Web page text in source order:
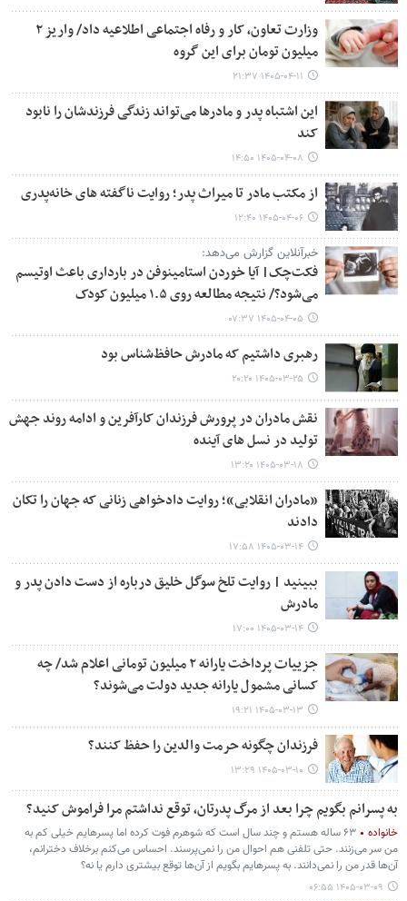
وزارت تعاون، کار و رفاه اجتماعی اطلاعیه داد/ واریز ۲
میلیون تومان برای این گروه
۱۴۰۵-۰۴-۱۱ ۲۱:۳۷
این اشتباه پدر و مادرها می‌تواند زندگی فرزندشان را نابود
کند
۱۴۰۵-۰۴-۰۸ ۱۴:۵۰
از مکتب مادر تا میراث پدر؛ روایت ناگفته های خانه‌پدری
۱۴۰۵-۰۴-۰۶ ۱۲:۴۰
خبرآنلاین گزارش می‌دهد:
فکت‌چک| آیا خوردن استامینوفن در بارداری باعث اوتیسم
می‌شود؟/ نتیجه مطالعه روی ۱.۵ میلیون کودک
۱۴۰۵-۰۴-۰۵ ۰۷:۳۷
رهبری داشتیم که مادرش حافظ‌شناس بود
۱۴۰۵-۰۳-۲۵ ۲۰:۲۰
نقش مادران در پرورش فرزندان کارآفرین و ادامه روند جهش
تولید در نسل های آینده
۱۴۰۵-۰۳-۱۸ ۱۳:۲۰
«مادران انقلابی»؛ روایت دادخواهی زنانی که جهان را تکان
دادند
۱۴۰۵-۰۳-۱۴ ۱۷:۵۸
ببینید | روایت تلخ سوگل خلیق درباره از دست دادن پدر و
مادرش
۱۴۰۵-۰۳-۱۴ ۱۷:۰۰
جزییات پرداخت یارانه ۲ میلیون تومانی اعلام شد/ چه
کسانی مشمول یارانه جدید دولت می‌شوند؟
۱۴۰۵-۰۳-۱۳ ۱۹:۲۱
فرزندان چگونه حرمت والدین را حفظ کنند؟
۱۴۰۵-۰۳-۱۰ ۱۳:۲۹
به پسرانم بگویم چرا بعد از مرگ پدرتان، توقع نداشتم مرا فراموش کنید؟
خانواده
۶۳ ساله هستم و چند سال است که شوهرم فوت کرده اما پسرهایم خیلی کم به
من سر می‌زنند. حتی تلفنی هم احوال من را نمی‌پرسند. احساس می‌کنم برخلاف دخترانم،
آن‌ها قدر من را نمی‌دانند. به پسرهایم بگویم از آن‌ها توقع بیشتری دارم یا نه؟
۱۴۰۵-۰۳-۰۹ ۰۶:۵۵